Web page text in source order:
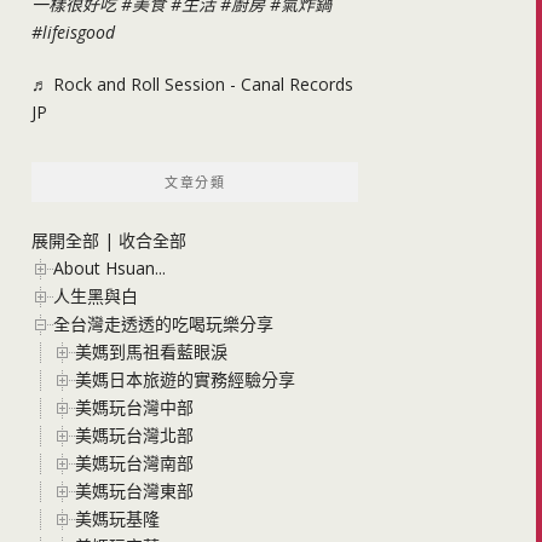
#lifeisgood
♬ Rock and Roll Session - Canal Records
JP
文章分類
展開全部 | 收合全部
About Hsuan...
人生黑與白
全台灣走透透的吃喝玩樂分享
美媽到馬祖看藍眼淚
美媽日本旅遊的實務經驗分享
美媽玩台灣中部
美媽玩台灣北部
美媽玩台灣南部
美媽玩台灣東部
美媽玩基隆